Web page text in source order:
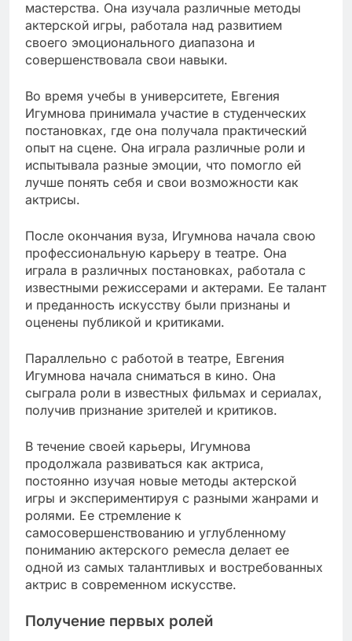
мастерства. Она изучала различные методы
актерской игры, работала над развитием
своего эмоционального диапазона и
совершенствовала свои навыки.
Во время учебы в университете, Евгения
Игумнова принимала участие в студенческих
постановках, где она получала практический
опыт на сцене. Она играла различные роли и
испытывала разные эмоции, что помогло ей
лучше понять себя и свои возможности как
актрисы.
После окончания вуза, Игумнова начала свою
профессиональную карьеру в театре. Она
играла в различных постановках, работала с
известными режиссерами и актерами. Ее талант
и преданность искусству были признаны и
оценены публикой и критиками.
Параллельно с работой в театре, Евгения
Игумнова начала сниматься в кино. Она
сыграла роли в известных фильмах и сериалах,
получив признание зрителей и критиков.
В течение своей карьеры, Игумнова
продолжала развиваться как актриса,
постоянно изучая новые методы актерской
игры и экспериментируя с разными жанрами и
ролями. Ее стремление к
самосовершенствованию и углубленному
пониманию актерского ремесла делает ее
одной из самых талантливых и востребованных
актрис в современном искусстве.
Получение первых ролей